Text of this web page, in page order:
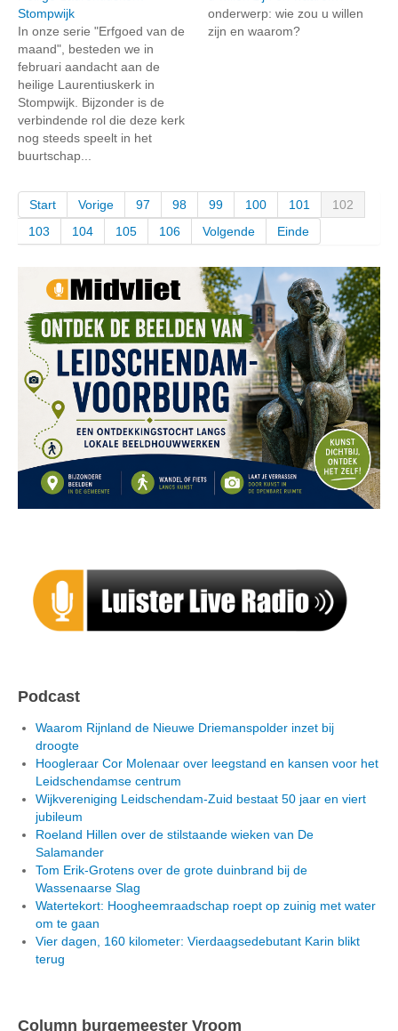
Stompwijk
In onze serie "Erfgoed van de
maand", besteden we in
februari aandacht aan de
heilige Laurentiuskerk in
Stompwijk. Bijzonder is de
verbindende rol die deze kerk
nog steeds speelt in het
buurtschap...
onderwerp: wie zou u willen
zijn en waarom?
Start Vorige 97 98 99 100 101
102
103
104 105 106 Volgende Einde
Podcast
Waarom Rijnland de Nieuwe Driemanspolder inzet bij
droogte
Hoogleraar Cor Molenaar over leegstand en kansen voor het
Leidschendamse centrum
Wijkvereniging Leidschendam-Zuid bestaat 50 jaar en viert
jubileum
Roeland Hillen over de stilstaande wieken van De
Salamander
Tom Erik-Grotens over de grote duinbrand bij de
Wassenaarse Slag
Watertekort: Hoogheemraadschap roept op zuinig met water
om te gaan
Vier dagen, 160 kilometer: Vierdaagsedebutant Karin blikt
terug
Column burgemeester Vroom